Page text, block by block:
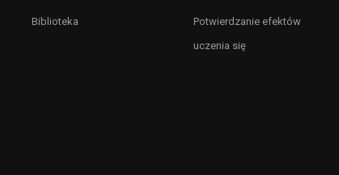
Biblioteka
Potwierdzanie efektów
uczenia się